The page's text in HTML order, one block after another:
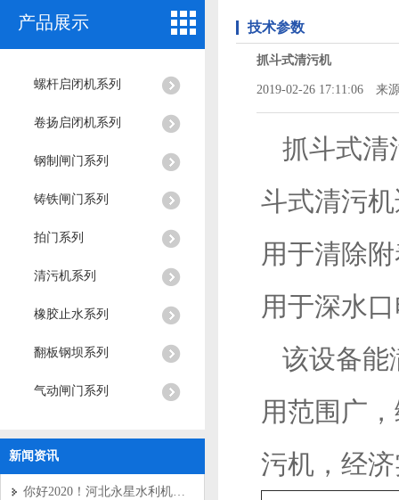
产品展示
螺杆启闭机系列
卷扬启闭机系列
钢制闸门系列
铸铁闸门系列
拍门系列
清污机系列
橡胶止水系列
翻板钢坝系列
气动闸门系列
新闻资讯
你好2020！河北永星水利机械有限公司新年寄语
技术参数
抓斗式清污机
2019-02-26 17:11:06 来
抓斗式清
斗式清污
用于清除
用于深水
该设备能
用范围广
污机，经